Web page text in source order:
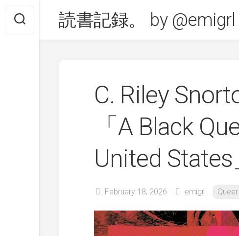
content
読書記録。 by @emigrl
C. Riley
「A Black
United States
February 18, 2026 emigrl